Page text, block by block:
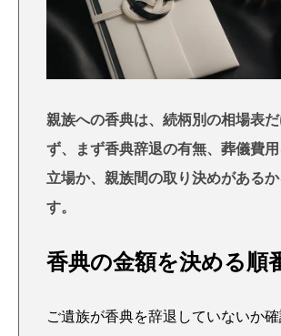
親族への香典は、続柄別の相場表
ず、まず香典辞退の有無、葬儀費
立場か、親族間の取り決めがある
す。
香典の金額を決める順
ご遺族が香典を辞退していないか